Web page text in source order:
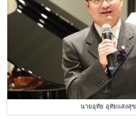
นายอุทัย อุทัยแสงสุข